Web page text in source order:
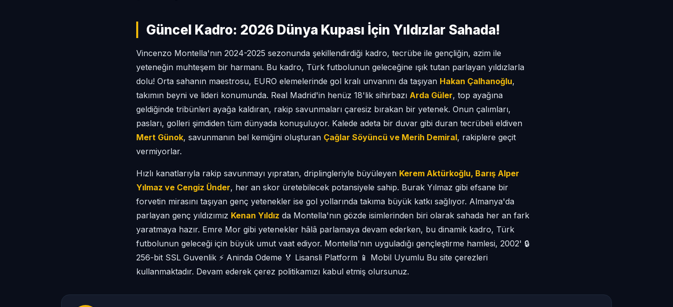
Güncel Kadro: 2026 Dünya Kupası İçin Yıldızlar Sahada!
Vincenzo Montella'nın 2024-2025 sezonunda şekillendirdiği kadro, tecrübe ile gençliğin, azim ile
yeteneğin muhteşem bir harmanı. Bu kadro, Türk futbolunun geleceğine ışık tutan parlayan yıldızlarla
dolu! Orta sahanın maestrosu, EURO elemelerinde gol kralı unvanını da taşıyan Hakan Çalhanoğlu,
takımın beyni ve lideri konumunda. Real Madrid'in henüz 18'lik sihirbazı Arda Güler, top ayağına
geldiğinde tribünleri ayağa kaldıran, rakip savunmaları çaresiz bırakan bir yetenek. Onun çalımları,
pasları, golleri şimdiden tüm dünyada konuşuluyor. Kalede adeta bir duvar gibi duran tecrübeli eldiven
Mert Günok, savunmanın bel kemiğini oluşturan Çağlar Söyüncü ve Merih Demiral, rakiplere geçit
vermiyorlar.
Hızlı kanatlarıyla rakip savunmayı yıpratan, driplingleriyle büyüleyen Kerem Aktürkoğlu, Barış Alper
Yılmaz ve Cengiz Ünder, her an skor üretebilecek potansiyele sahip. Burak Yılmaz gibi efsane bir
forvetin mirasını taşıyan genç yetenekler ise gol yollarında takıma büyük katkı sağlıyor. Almanya'da
parlayan genç yıldızımız Kenan Yıldız da Montella'nın gözde isimlerinden biri olarak sahada her an fark
yaratmaya hazır. Emre Mor gibi yetenekler hâlâ parlamaya devam ederken, bu dinamik kadro, Türk
futbolunun geleceği için büyük umut vaat ediyor. Montella'nın uyguladığı gençleştirme hamlesi, 2002' 🔒
256-bit SSL Guvenlik ⚡ Aninda Odeme 🏅 Lisansli Platform 📱 Mobil Uyumlu Bu site çerezleri
kullanmaktadır. Devam ederek çerez politikamızı kabul etmiş olursunuz.